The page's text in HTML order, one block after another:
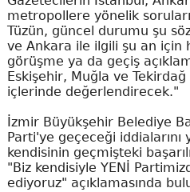
metropollere yönelik
Tüzün, güncel durumu şu
ve Ankara ile ilgili şu an için
görüşme ya da geçiş
Eskişehir, Muğla ve
içlerinde değerlendirecek."
İzmir Büyükşehir Belediye
Parti'ye geçeceği iddialarını
kendisinin geçmişteki
"Biz kendisiyle YENİ
ediyoruz" açıklamasında